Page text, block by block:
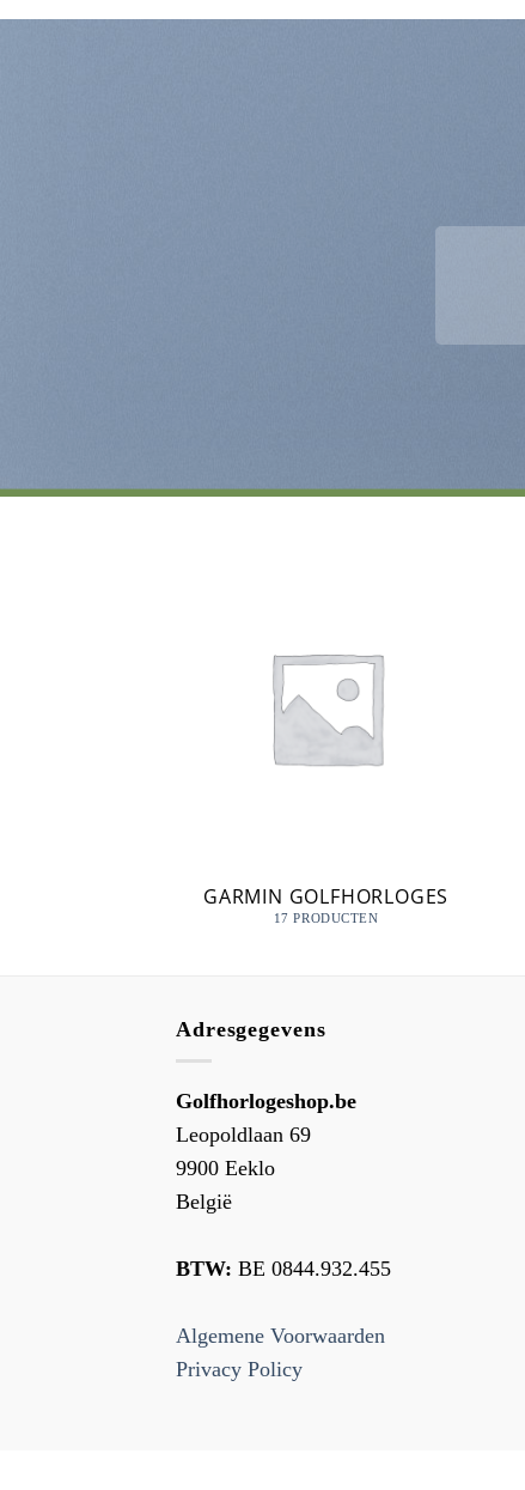
GARMIN GOLFHORLOGES
17 PRODUCTEN
Adresgegevens
Golfhorlogeshop.be
Leopoldlaan 69
9900 Eeklo
België
BTW: BE 0844.932.455
Algemene Voorwaarden
Privacy Policy